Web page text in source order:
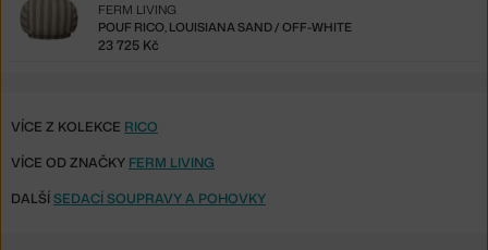
POUF RICO, LOUISIANA SAND / OFF-WHITE
FERM LIVING
23 725 Kč
VÍCE Z KOLEKCE RICO
VÍCE OD ZNAČKY FERM LIVING
DALŠÍSEDACÍ SOUPRAVY A POHOVKY